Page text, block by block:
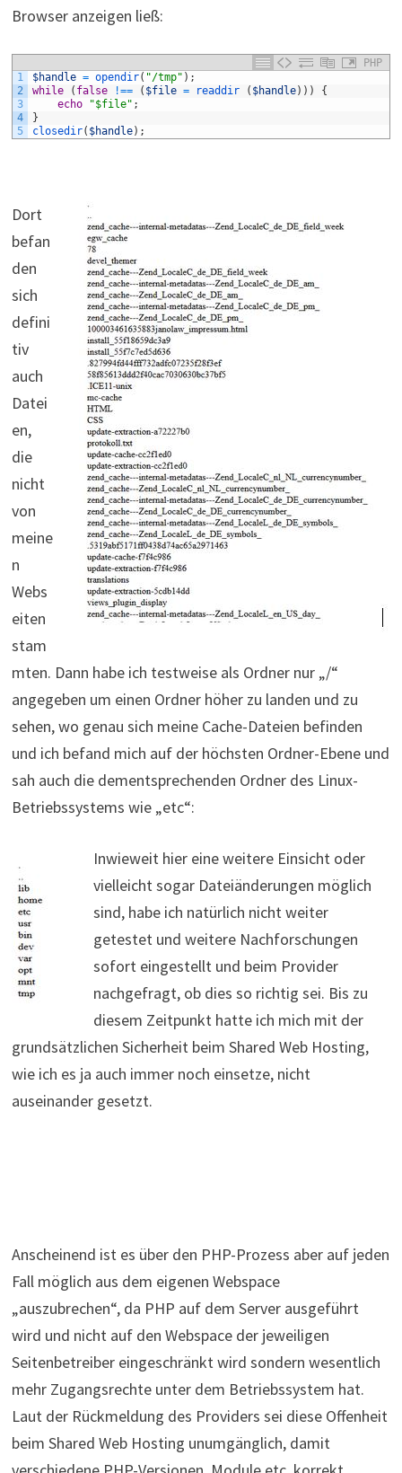
Browser anzeigen ließ:
PHP
1
2
3
4
5
$handle = opendir( "/tmp" ) ;
while
( false !== ( $file = readdir ( $handle) ) )
{
echo
"$file" ;
}
closedir( $handle) ;
Dort
befan
den
sich
defini
tiv
auch
Datei
en,
die
nicht
von
meine
n
Webs
eiten
stam
mten. Dann habe ich testweise als Ordner nur „/“
angegeben um einen Ordner höher zu landen und zu
sehen, wo genau sich meine Cache-Dateien befinden
und ich befand mich auf der höchsten Ordner-Ebene und
sah auch die dementsprechenden Ordner des Linux-
Betriebssystems wie „etc“:
Inwieweit hier eine weitere Einsicht oder
vielleicht sogar Dateiänderungen möglich
sind, habe ich natürlich nicht weiter
getestet und weitere Nachforschungen
sofort eingestellt und beim Provider
nachgefragt, ob dies so richtig sei. Bis zu
diesem Zeitpunkt hatte ich mich mit der
grundsätzlichen Sicherheit beim Shared Web Hosting,
wie ich es ja auch immer noch einsetze, nicht
auseinander gesetzt.
Anscheinend ist es über den PHP-Prozess aber auf jeden
Fall möglich aus dem eigenen Webspace
„auszubrechen“, da PHP auf dem Server ausgeführt
wird und nicht auf den Webspace der jeweiligen
Seitenbetreiber eingeschränkt wird sondern wesentlich
mehr Zugangsrechte unter dem Betriebssystem hat.
Laut der Rückmeldung des Providers sei diese Offenheit
beim Shared Web Hosting unumgänglich, damit